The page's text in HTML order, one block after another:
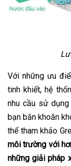
Với những ưu
tinh khiết, hệ
nhu cầu sử
bạn băn khoăn
thể tham khảo
môi trường với
những giải pháp